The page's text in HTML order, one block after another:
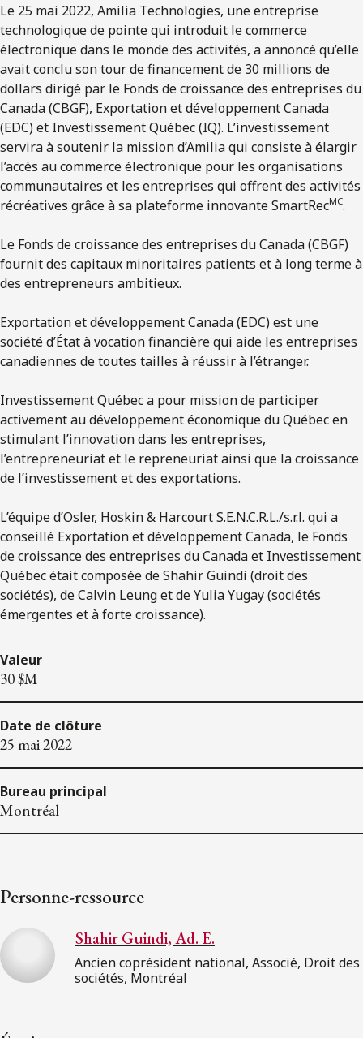
Le 25 mai 2022, Amilia Technologies, une entreprise
technologique de pointe qui introduit le commerce
électronique dans le monde des activités, a annoncé qu’elle
avait conclu son tour de financement de 30 millions de
dollars dirigé par le Fonds de croissance des entreprises du
Canada (CBGF), Exportation et développement Canada
(EDC) et Investissement Québec (IQ). L’investissement
servira à soutenir la mission d’Amilia qui consiste à élargir
l’accès au commerce électronique pour les organisations
communautaires et les entreprises qui offrent des activités
récréatives grâce à sa plateforme innovante SmartRecMC.
Le Fonds de croissance des entreprises du Canada (CBGF)
fournit des capitaux minoritaires patients et à long terme à
des entrepreneurs ambitieux.
Exportation et développement Canada (EDC) est une
société d’État à vocation financière qui aide les entreprises
canadiennes de toutes tailles à réussir à l’étranger.
Investissement Québec a pour mission de participer
activement au développement économique du Québec en
stimulant l’innovation dans les entreprises,
l’entrepreneuriat et le repreneuriat ainsi que la croissance
de l’investissement et des exportations.
L’équipe d’Osler, Hoskin & Harcourt S.E.N.C.R.L./s.r.l. qui a
conseillé Exportation et développement Canada, le Fonds
de croissance des entreprises du Canada et Investissement
Québec était composée de Shahir Guindi (droit des
sociétés), de Calvin Leung et de Yulia Yugay (sociétés
émergentes et à forte croissance).
Valeur
30 $M
Date de clôture
25 mai 2022
Bureau principal
Montréal
Personne-ressource
Shahir Guindi, Ad. E.
Ancien coprésident national, Associé, Droit des
sociétés, Montréal